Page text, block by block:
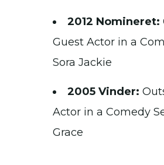
2012 Nomineret:
Guest Actor in a
Sora Jackie
2005 Vinder:
Actor in a Comedy
Grace